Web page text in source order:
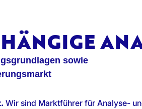
sowie
Wir sind Marktführer für Analyse-